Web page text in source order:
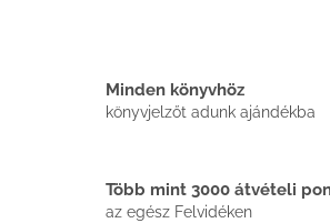
Minden könyvhöz
könyvjelzőt adunk ajándékba
Több mint 3000 átvételi
az egész Felvidéken